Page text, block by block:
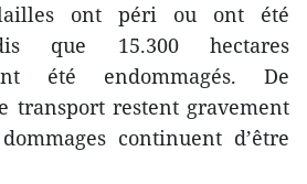
ont péri ou ont été
que 15.300 hectares
été endommagés. De
transport restent gravement
continuent d’être